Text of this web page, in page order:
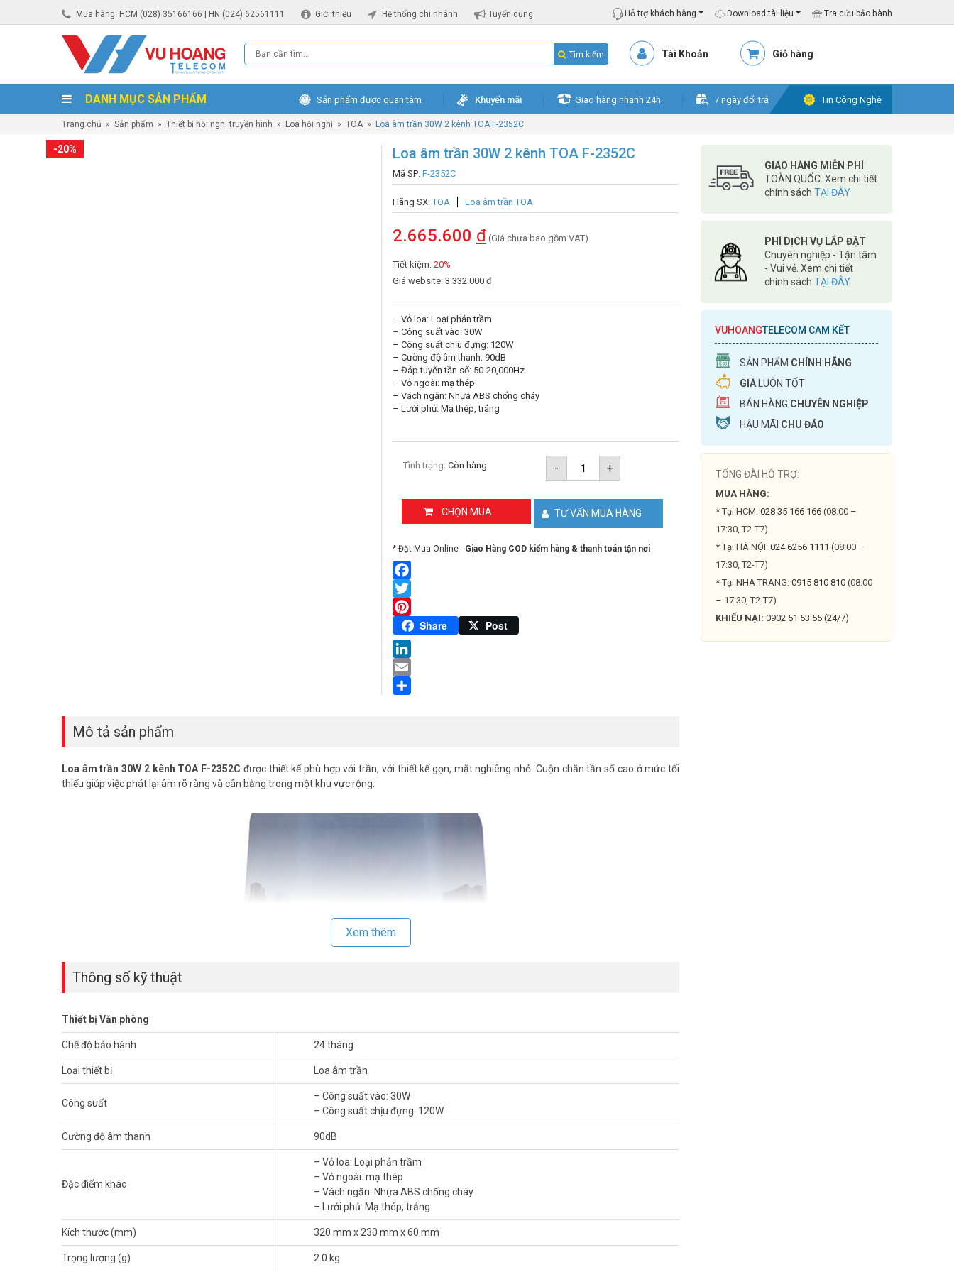
Mua hàng: HCM (028) 35166166 | HN (024) 62561111 Giới thiệu Hệ thống chi nhánh Tuyển dụng Hỗ trợ khách hàng Download tài liệu Tra cứu bảo hành
Tìm kiếm Tài Khoản Giỏ hàng
DANH MỤC SẢN PHẨM Sản phẩm được quan tâm Khuyến mãi Giao hàng nhanh 24h 7 ngày đổi trả Tin Công Nghệ
Trang chủ » Sản phẩm » Thiết bị hội nghị truyền hình » Loa hội nghị » TOA » Loa âm trần 30W 2 kênh TOA F-2352C
-20% Loa âm trần 30W 2 kênh TOA F-2352C
Mã SP: F-2352C
Hãng SX:TOA Loa âm trần TOA
2.665.600 đ (Giá chưa bao gồm VAT)
Tiết kiệm: 20%
Giá website: 3.332.000 đ
– Vỏ loa: Loại phản trầm
– Công suất vào: 30W
– Công suất chịu đựng: 120W
– Cường độ âm thanh: 90dB
– Đáp tuyến tần số: 50-20,000Hz
– Vỏ ngoài: mạ thép
– Vách ngăn: Nhựa ABS chống cháy
– Lưới phủ: Mạ thép, trắng
-
Loa
âm
trần
2
kênh
TOA
2352C
+
Tình trạng: Còn hàng
CHỌN MUA TƯ VẤN MUA HÀNG
* Đặt Mua Online - Giao Hàng COD kiểm hàng & thanh toán tận nơi
Facebook
Twitter
Pinterest
Share Post
LinkedIn
Email
Mô tả sản phẩm
Loa âm trần 30W 2 kênh TOA F-2352C được thiết kế phù hợp với trần, với thiết kế gọn, mặt nghiêng nhỏ. Cuộn chăn tần số cao ở mức tối
thiểu giúp việc phát lại âm rõ ràng và cân bằng trong một khu vực rộng.
TOA F-2352C có thể nhanh chóng, dễ dàng lắp đặt loa lên trần, tường. Lưới mặt loa có thể xoay tròn giúp cho việc lắp đặt
nhanh chóng và thuận tiện.
– Vỏ loa: Loại phản trầm
– Công suất chịu đựng: 120W
Xem thêm
Thông số kỹ thuật
Thiết bị Văn phòng
Chế độ bảo hành 24 tháng
Loại thiết bị Loa âm trần
Công suất
– Công suất vào: 30W
– Công suất chịu đựng: 120W
Cường độ âm thanh 90dB
Đặc điểm khác
– Vỏ loa: Loại phản trầm
– Vỏ ngoài: mạ thép
– Vách ngăn: Nhựa ABS chống cháy
– Lưới phủ: Mạ thép, trắng
Kích thước (mm) 320 mm x 230 mm x 60 mm
Trọng lượng (g) 2.0 kg
GIAO HÀNG MIỄN PHÍ
TOÀN QUỐC. Xem chi tiết
chính sách TẠI ĐÂY
PHÍ DỊCH VỤ LẮP ĐẶT
Chuyên nghiệp - Tận tâm
- Vui vẻ. Xem chi tiết
chính sách TẠI ĐÂY
VUHOANGTELECOM CAM KẾT
SẢN PHẨM CHÍNH HÃNG
GIÁ LUÔN TỐT
BÁN HÀNG CHUYÊN NGHIỆP
HẬU MÃI CHU ĐÁO
TỔNG ĐÀI HỖ TRỢ:
MUA HÀNG:
* Tại HCM: 028 35 166 166 (08:00 –
17:30, T2-T7)
* Tại HÀ NỘI: 024 6256 1111 (08:00 –
17:30, T2-T7)
* Tại NHA TRANG: 0915 810 810 (08:00
– 17:30, T2-T7)
KHIẾU NẠI: 0902 51 53 55 (24/7)